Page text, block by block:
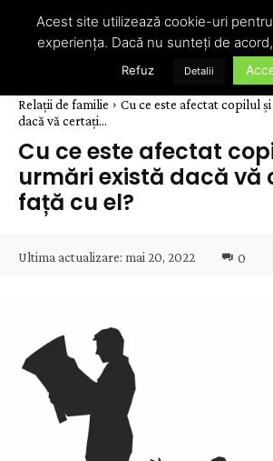
Relații de familie
Cu ce este afectat copilul
dacă vă certați...
Cu ce este afectat
urmări există dacă vă
față cu el?
Ultima actualizare: mai 20, 2022 0
Acest site utilizează cookie-uri
experiența. Dacă nu sunteți de
Refuz Detalii